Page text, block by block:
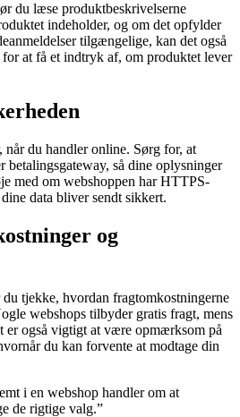
du læse produktbeskrivelserne
indeholder, og om det opfylder
tilgængelige, kan det også
at få et indtryk af, om produktet lever
du handler online. Sørg for, at
betalingsgateway, så dine oplysninger
med om webshoppen har HTTPS-
data bliver sendt sikkert.
og
tjekke, hvordan fragtomkostningerne
webshops tilbyder gratis fragt, mens
er også vigtigt at være opmærksom på
du kan forvente at modtage din
i en webshop handler om at
de rigtige valg.”